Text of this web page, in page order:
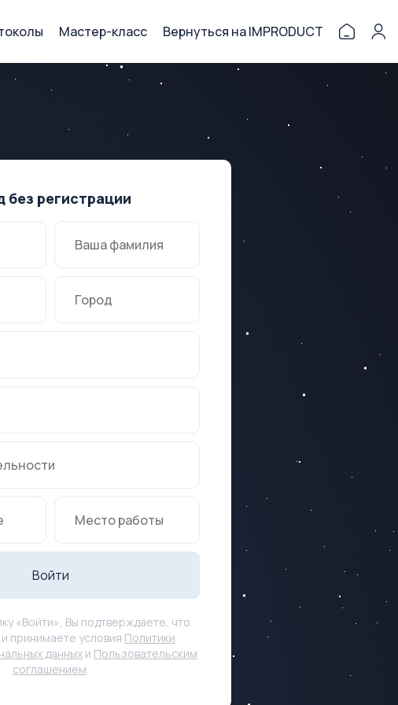
Мастер-класс Вернуться на IMPRODUCT
без регистрации
Войти
«Войти», Вы подтверждаете, что
принимаете условия Политики
данных и Пользовательским
соглашением.